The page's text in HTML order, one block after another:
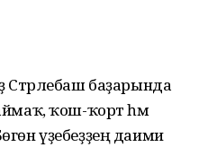
баҙарында
ҡош-ҡорт һәм
үҙебеҙҙең даими